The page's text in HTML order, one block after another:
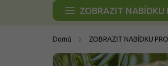
ZOBRAZIT NABÍDKU
Domů ZOBRAZIT NABÍDKU